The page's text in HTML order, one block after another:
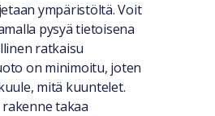
ympäristöltä. Voit
pysyä tietoisena
ratkaisu
on minimoitu, joten
mitä kuuntelet.
takaa